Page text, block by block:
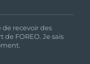
recevoir des
FOREO. Je sais